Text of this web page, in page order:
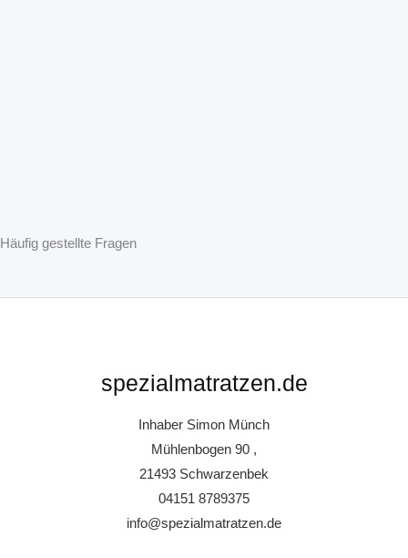
Häufig gestellte Fragen
spezialmatratzen.de
Inhaber Simon Münch
Mühlenbogen 90 ,
21493 Schwarzenbek
04151 8789375
info@spezialmatratzen.de